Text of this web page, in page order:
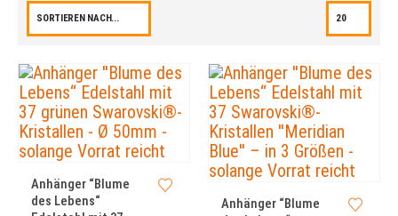
Anhänger “Blume
des Lebens“
Anhänger “Blume